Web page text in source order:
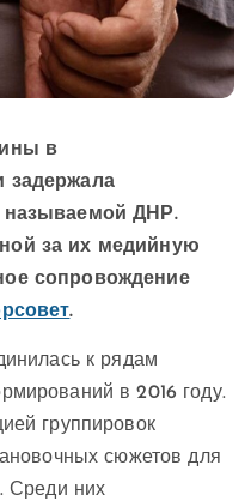
в
задержала
называемой ДНР.
за их медийную
сопровождение
.
к рядам
в 2016 году.
группировок
сюжетов для
Среди них